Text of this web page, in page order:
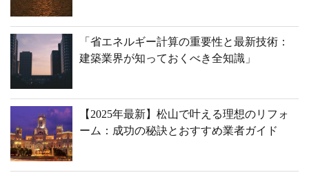
「省エネルギー計算の重要性と最新技術：
建築業界が知っておくべき全知識」
【2025年最新】松山で叶える理想のリフォ
ーム：成功の秘訣とおすすめ業者ガイド